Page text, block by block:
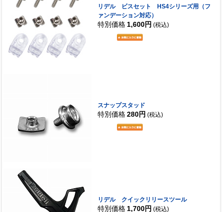
リデル ビスセット HS4シリーズ用（フ
ァンデーション対応）
特別価格 1,600円 (税込)
スナップスタッド
特別価格 280円 (税込)
リデル クイックリリースツール
特別価格 1,700円 (税込)